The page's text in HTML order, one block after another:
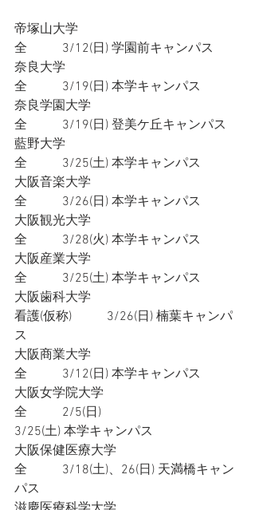
帝塚山大学
全           3/12(日) 学園前キャンパス
奈良大学
全           3/19(日) 本学キャンパス
奈良学園大学
全           3/19(日) 登美ケ丘キャンパス
藍野大学
全           3/25(土) 本学キャンパス
大阪音楽大学
全           3/26(日) 本学キャンパス
大阪観光大学
全           3/28(火) 本学キャンパス
大阪産業大学
全           3/25(土) 本学キャンパス
大阪歯科大学
看護(仮称)           3/26(日) 楠葉キャンパ
ス
大阪商業大学
全           3/12(日) 本学キャンパス
大阪女学院大学
全           2/5(日)
3/25(土) 本学キャンパス
大阪保健医療大学
全           3/18(土)、26(日) 天満橋キャン
パス